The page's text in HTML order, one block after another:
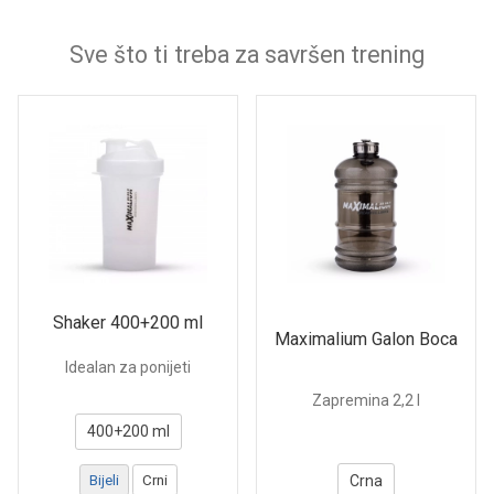
Sve što ti treba za savršen trening
Shaker 400+200 ml
Idealan za ponijeti
400+200 ml
Bijeli Crni
Maximalium Galon Boca
Zapremina 2,2 l
Crna